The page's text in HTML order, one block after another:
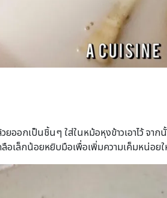
ออกเป็นชิ้นๆ ใส่ในหม้อหุงข้าวเอาไว้ จา
ลือเล็กน้อยหยิบมือเพื่อเพิ่มความเค็มหน่อ